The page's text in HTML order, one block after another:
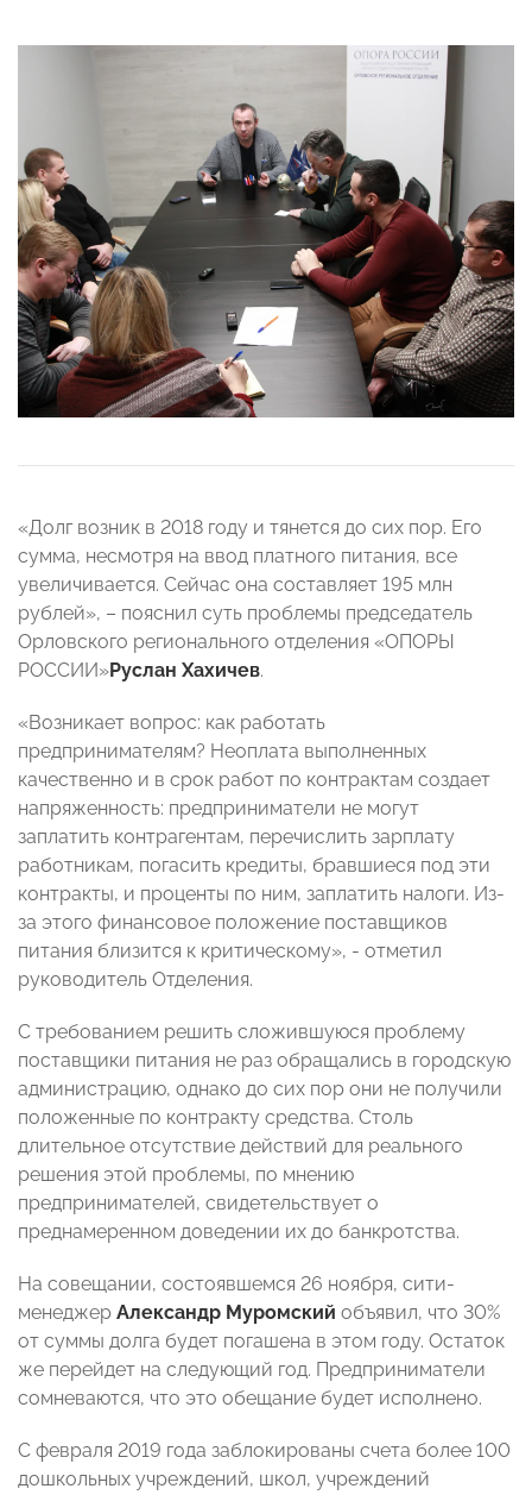
«Долг возник в 2018 году и тянется до сих пор. Его
сумма, несмотря на ввод платного питания, все
увеличивается. Сейчас она составляет 195 млн
рублей», – пояснил суть проблемы председатель
Орловского регионального отделения «ОПОРЫ
РОССИИ»Руслан Хахичев.
«Возникает вопрос: как работать
предпринимателям? Неоплата выполненных
качественно и в срок работ по контрактам создает
напряженность: предприниматели не могут
заплатить контрагентам, перечислить зарплату
работникам, погасить кредиты, бравшиеся под эти
контракты, и проценты по ним, заплатить налоги. Из-
за этого финансовое положение поставщиков
питания близится к критическому», - отметил
руководитель Отделения.
С требованием решить сложившуюся проблему
поставщики питания не раз обращались в городскую
администрацию, однако до сих пор они не получили
положенные по контракту средства. Столь
длительное отсутствие действий для реального
решения этой проблемы, по мнению
предпринимателей, свидетельствует о
преднамеренном доведении их до банкротства.
На совещании, состоявшемся 26 ноября, сити-
менеджер Александр Муромский объявил, что 30%
от суммы долга будет погашена в этом году. Остаток
же перейдет на следующий год. Предприниматели
сомневаются, что это обещание будет исполнено.
С февраля 2019 года заблокированы счета более 100
дошкольных учреждений, школ, учреждений